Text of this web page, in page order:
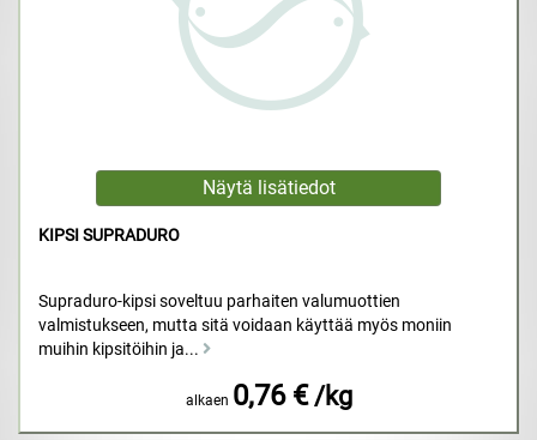
KIPSI SUPRADURO
Supraduro-kipsi soveltuu parhaiten valumuottien
valmistukseen, mutta sitä voidaan käyttää myös moniin
muihin kipsitöihin ja...
alkaen 0,76 € /kg